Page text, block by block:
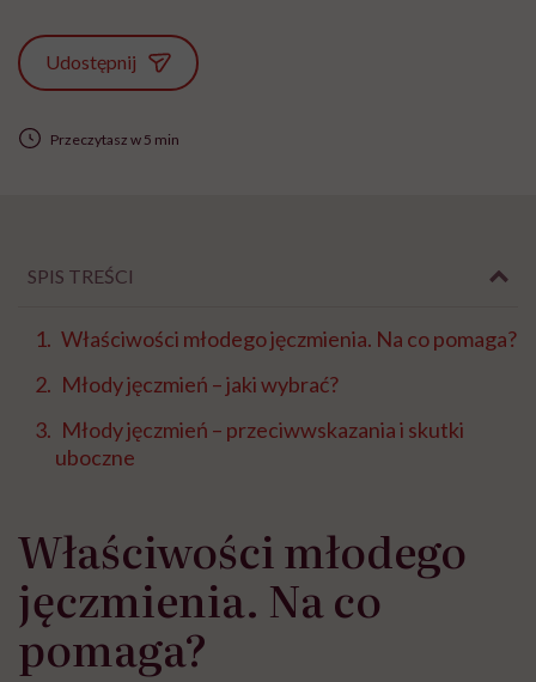
Udostępnij
Przeczytasz w 5 min
SPIS TREŚCI
Właściwości młodego jęczmienia. Na co pomaga?
Młody jęczmień – jaki wybrać?
Młody jęczmień – przeciwwskazania i skutki
uboczne
Właściwości młodego
jęczmienia. Na co
pomaga?